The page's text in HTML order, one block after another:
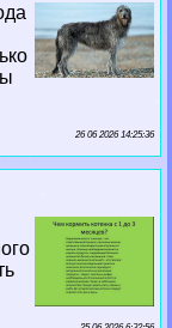
26 06 2026 14:25:36